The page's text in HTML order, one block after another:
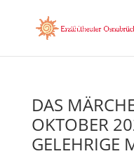
DAS
OKTOBER
GELEHRIGE